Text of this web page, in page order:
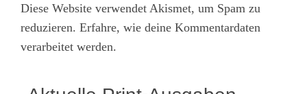
Diese Website verwendet Akismet, um Spam zu
reduzieren. Erfahre, wie deine Kommentardaten
verarbeitet werden.